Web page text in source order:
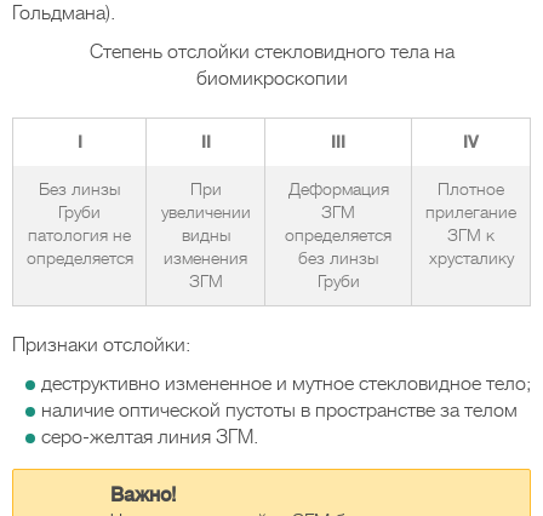
Гольдмана).
Степень отслойки стекловидного тела на
биомикроскопии
I II III IV
Без линзы
Груби
патология не
определяется
При
увеличении
видны
изменения
ЗГМ
Деформация
ЗГМ
определяется
без линзы
Груби
Плотное
прилегание
ЗГМ к
хрусталику
Признаки отслойки:
деструктивно измененное и мутное стекловидное тело;
наличие оптической пустоты в пространстве за телом
серо-желтая линия ЗГМ.
Важно!